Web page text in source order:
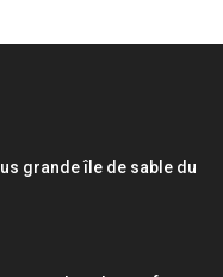
grande île de sable du